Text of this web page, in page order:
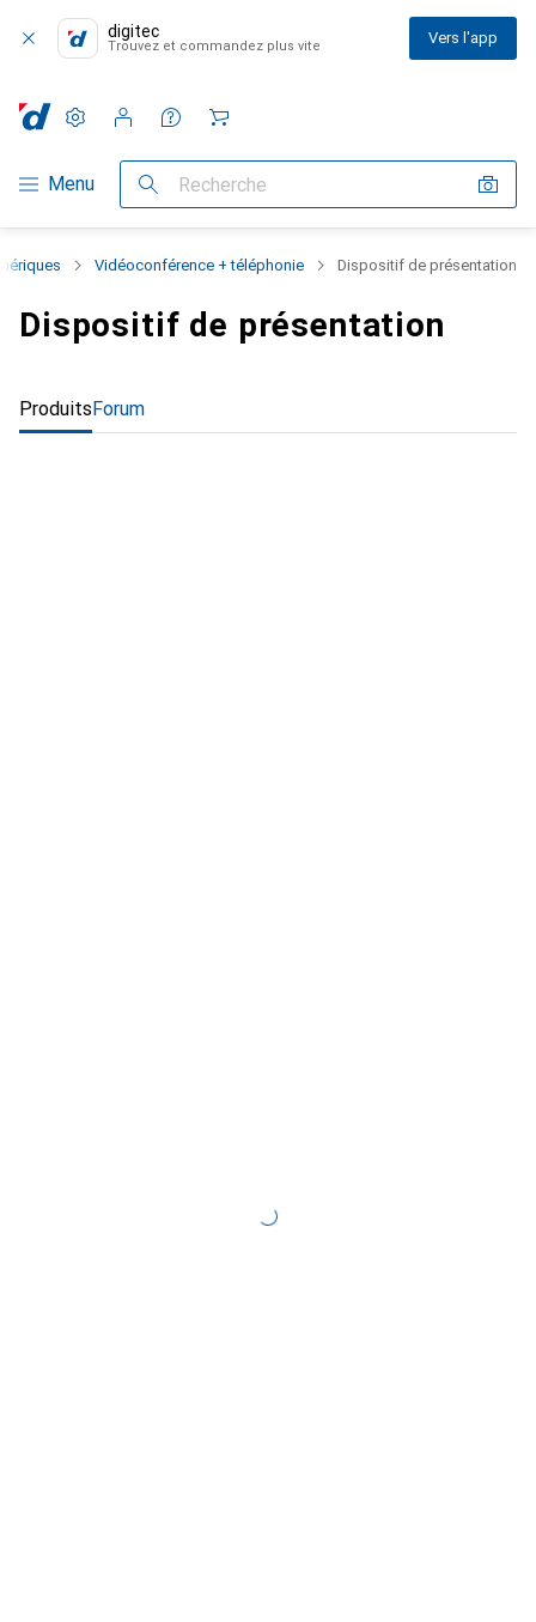
digitec
Trouvez et commandez plus vite Vers l'app
Navigation par catégorie
Menu Recherche
Paramètres
Compte client
Listes de comparaison
Listes d'envies
Panier
Vidéoconférence + téléphonie Dispositif de présentation
Dispositif de présentation
ProduitsForum